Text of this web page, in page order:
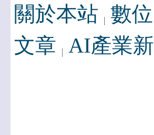
關於本站 數
文章 AI產業